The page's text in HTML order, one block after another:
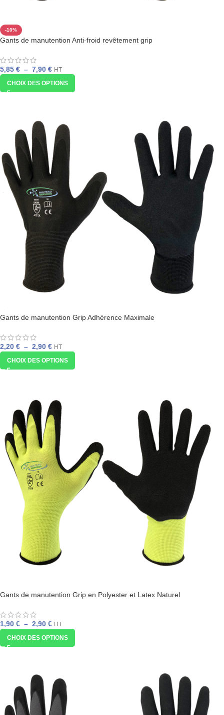
-10%
Gants de manutention Anti-froid revêtement grip
5,85 € – 7,90 € HT
CHOIX DES OPTIONS
Gants de manutention Grip Adhérence Maximale
2,20 € – 2,90 € HT
CHOIX DES OPTIONS
Gants de manutention Grip en Polyester et Latex Naturel
1,90 € – 2,90 € HT
CHOIX DES OPTIONS